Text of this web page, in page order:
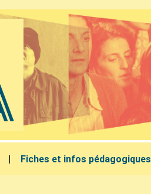
Fiches et infos pédagogiques